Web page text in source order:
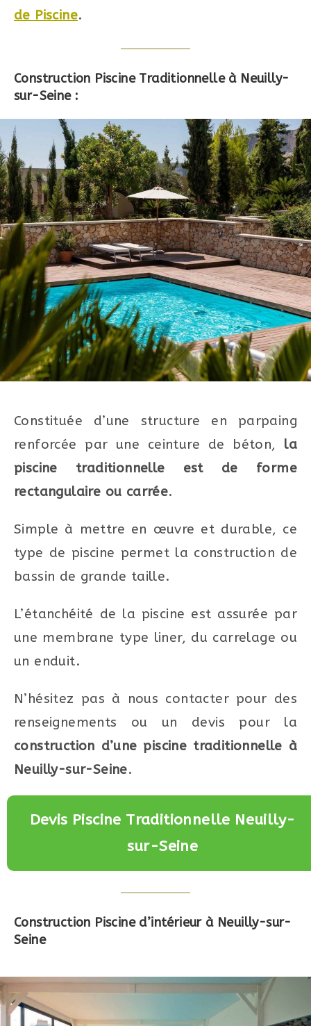
de Piscine.
Construction Piscine Traditionnelle à Neuilly-
sur-Seine :
Constituée d’une structure en parpaing
renforcée par une ceinture de béton, la
piscine traditionnelle est de forme
rectangulaire ou carrée.
Simple à mettre en œuvre et durable, ce
type de piscine permet la construction de
bassin de grande taille.
L’étanchéité de la piscine est assurée par
une membrane type liner, du carrelage ou
un enduit.
N’hésitez pas à nous contacter pour des
renseignements ou un devis pour la
construction d’une piscine traditionnelle à
Neuilly-sur-Seine.
Devis Piscine Traditionnelle Neuilly-
sur-Seine
Construction Piscine d’intérieur à Neuilly-sur-
Seine